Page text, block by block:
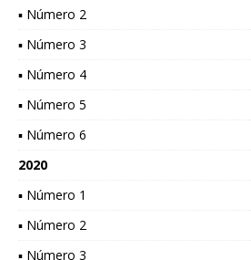
▪ Número 2
▪ Número 3
▪ Número 4
▪ Número 5
▪ Número 6
2020
▪ Número 1
▪ Número 2
▪ Número 3